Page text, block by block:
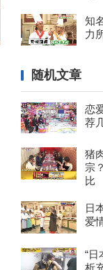
知
力
随机文章
恋
荐
猪
宗
比
日
爱
“日
析